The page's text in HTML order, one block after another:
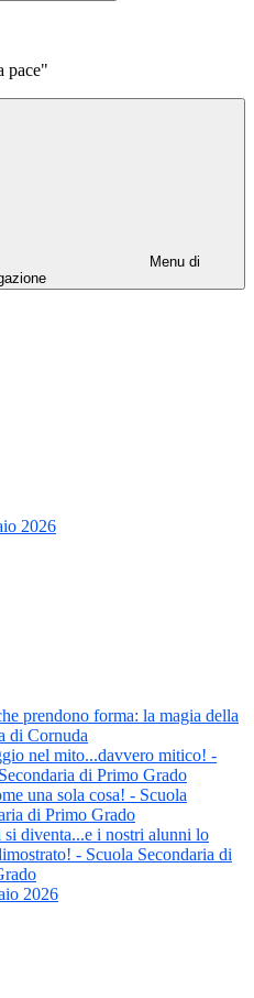
pace"
Menu di
2026
prendono forma: la magia della
di Cornuda
nel mito...davvero mitico! -
di Primo Grado
una sola cosa! - Scuola
di Primo Grado
si diventa...e i nostri alunni lo
- Scuola Secondaria di
2026